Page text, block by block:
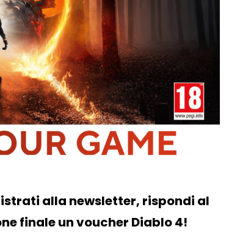
alla newsletter, rispondi al
finale un voucher Diablo 4!